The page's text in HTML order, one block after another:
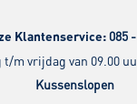
Klantenservice: 085
t/m vrijdag van 09.00
Kussenslopen